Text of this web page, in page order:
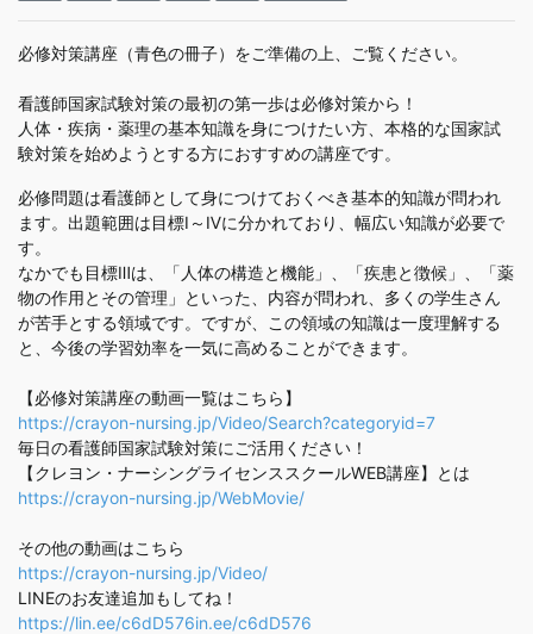
必修対策講座（青色の冊子）をご準備の上、ご覧ください。
看護師国家試験対策の最初の第一歩は必修対策から！
人体・疾病・薬理の基本知識を身につけたい方、本格的な国家試
験対策を始めようとする方におすすめの講座です。
必修問題は看護師として身につけておくべき基本的知識が問われ
ます。出題範囲は目標Ⅰ～Ⅳに分かれており、幅広い知識が必要で
す。
なかでも目標Ⅲは、「人体の構造と機能」、「疾患と徴候」、「薬
物の作用とその管理」といった、内容が問われ、多くの学生さん
が苦手とする領域です。ですが、この領域の知識は一度理解する
と、今後の学習効率を一気に高めることができます。
【必修対策講座の動画一覧はこちら】
https://crayon-nursing.jp/Video/Search?categoryid=7
毎日の看護師国家試験対策にご活用ください！
【クレヨン・ナーシングライセンススクールWEB講座】とは
https://crayon-nursing.jp/WebMovie/
その他の動画はこちら
https://crayon-nursing.jp/Video/
LINEのお友達追加もしてね！
https://lin.ee/c6dD576in.ee/c6dD576